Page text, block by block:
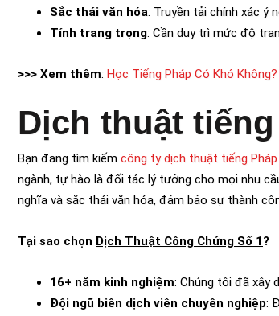
Sắc thái văn hóa: Truyền tải chính xác ý
Tính trang trọng: Cần duy trì mức độ
>>> Xem thêm: Học Tiếng Pháp Có Khó
Dịch thuật
Bạn đang tìm kiếm công ty dịch thuật tiếng Pháp
ngành, tự hào là đối tác lý tưởng cho mọi nhu
nghĩa và sắc thái văn hóa, đảm bảo sự thành
Tại sao chọn Dịch Thuật Công Chứng Số 1?
16+ năm kinh nghiệm: Chúng tôi đã xây
Đội ngũ biên dịch viên chuyên nghiệp: